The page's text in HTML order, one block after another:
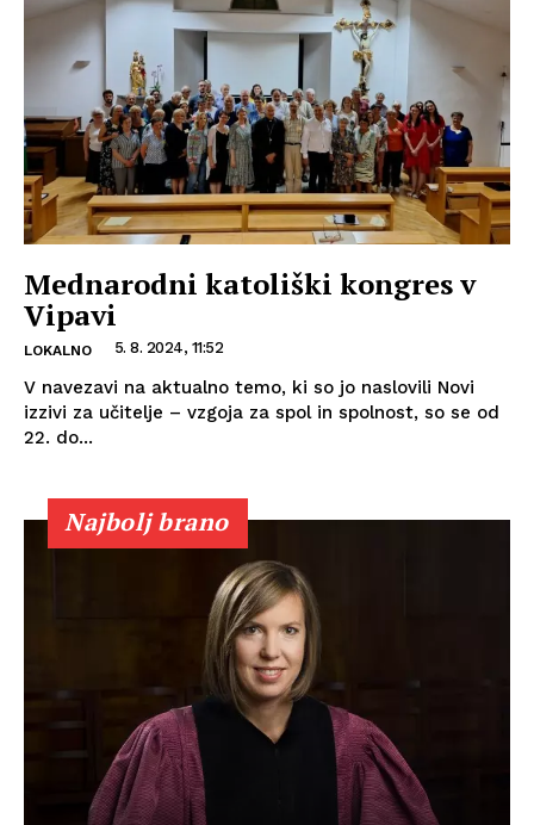
Mednarodni katoliški kongres v
Vipavi
LOKALNO 5. 8. 2024, 11:52
V navezavi na aktualno temo, ki so jo naslovili Novi
izzivi za učitelje – vzgoja za spol in spolnost, so se od
22. do...
Najbolj brano